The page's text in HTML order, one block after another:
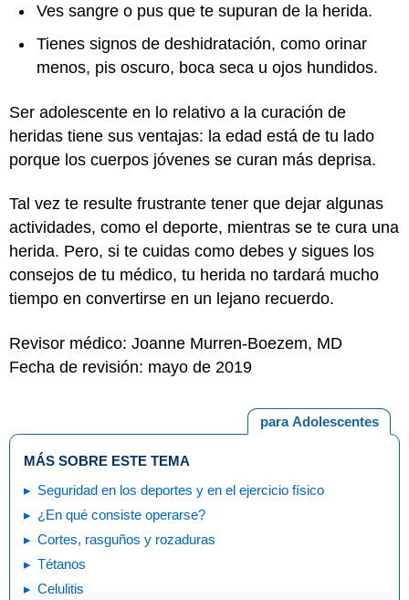
Ves sangre o pus que te supuran de la herida.
Tienes signos de deshidratación, como orinar
menos, pis oscuro, boca seca u ojos hundidos.
Ser adolescente en lo relativo a la curación de
heridas tiene sus ventajas: la edad está de tu lado
porque los cuerpos jóvenes se curan más deprisa.
Tal vez te resulte frustrante tener que dejar algunas
actividades, como el deporte, mientras se te cura una
herida. Pero, si te cuidas como debes y sigues los
consejos de tu médico, tu herida no tardará mucho
tiempo en convertirse en un lejano recuerdo.
Revisor médico: Joanne Murren-Boezem, MD
Fecha de revisión: mayo de 2019
para Adolescentes
MÁS SOBRE ESTE TEMA
Seguridad en los deportes y en el ejercicio físico
¿En qué consiste operarse?
Cortes, rasguños y rozaduras
Tétanos
Celulitis